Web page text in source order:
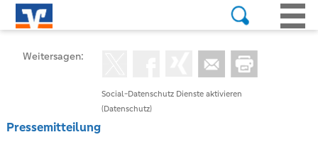
Social-Datenschutz Dienste aktivieren
(Datenschutz)
Weitersagen:
Pressemitteilung